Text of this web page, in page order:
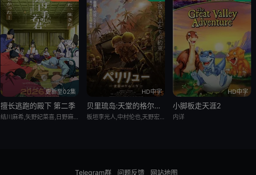
更新至02集
擅长逃跑的殿下 第二季
结川麻希,矢野妃菜喜,日野麻里,铃代纱弓,悠木碧,户谷菊之介,中村悠一,小西克幸
HD中字
贝里琉岛:天堂的格尔尼卡:
板垣李光人,中村伦也,天野宏郷,藤井雄太,茂木たかまさ,三上瑛士
HD中字
小脚板走天涯2
内详
Telegram群 问题反馈 网站地图